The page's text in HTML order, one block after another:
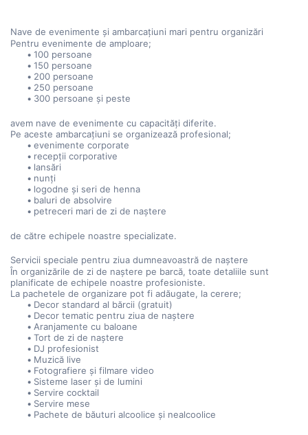
Nave de evenimente și ambarcațiuni mari pentru organizări
Pentru evenimente de amploare;
100 persoane
150 persoane
200 persoane
250 persoane
300 persoane și peste
avem nave de evenimente cu capacități diferite.
Pe aceste ambarcațiuni se organizează profesional;
evenimente corporate
recepții corporative
lansări
nunți
logodne și seri de henna
baluri de absolvire
petreceri mari de zi de naștere
de către echipele noastre specializate.
Servicii speciale pentru ziua dumneavoastră de naștere
În organizările de zi de naștere pe barcă, toate detaliile sunt
planificate de echipele noastre profesioniste.
La pachetele de organizare pot fi adăugate, la cerere;
Decor standard al bărcii (gratuit)
Decor tematic pentru ziua de naștere
Aranjamente cu baloane
Tort de zi de naștere
DJ profesionist
Muzică live
Fotografiere și filmare video
Sisteme laser și de lumini
Servire cocktail
Servire mese
Pachete de băuturi alcoolice și nealcoolice